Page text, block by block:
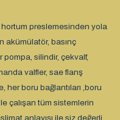
hortum preslemesinden yola
akümülatör, basınç
silindir, çekvalf,
valfler, sae flanş
her boru bağlantıları ,boru
çalışan tüm sistemlerin
anlayışı ile siz değerli